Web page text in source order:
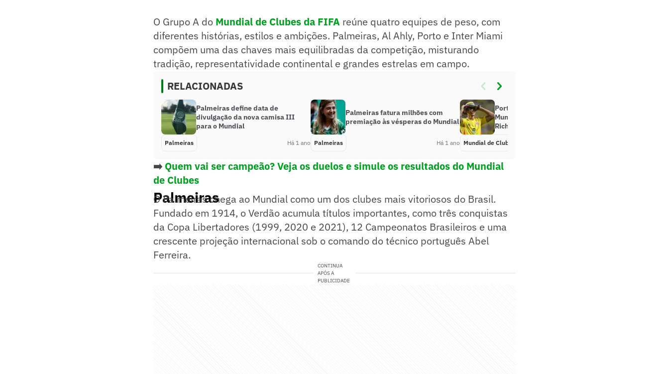
O Grupo A do Mundial de Clubes da FIFA reúne quatro equipes de peso, com
diferentes histórias, estilos e ambições. Palmeiras, Al Ahly, Porto e Inter Miami
compõem uma das chaves mais equilibradas da competição, misturando
tradição, representatividade continental e grandes estrelas em campo.
RELACIONADAS
Palmeiras define data de
divulgação da nova camisa III
para o Mundial
Palmeiras Há 1 ano
Palmeiras fatura milhões com
premiação às vésperas do Mundial
Palmeiras Há 1 ano
Porto, rival do Palmeiras no
Mundial, mantém interesse em
Richard Rios
Mundial de Clubes
➡️ Quem vai ser campeão? Veja os duelos e simule os resultados do Mundial
de Clubes
Palmeiras
O Palmeiras chega ao Mundial como um dos clubes mais vitoriosos do Brasil.
Fundado em 1914, o Verdão acumula títulos importantes, como três conquistas
da Copa Libertadores (1999, 2020 e 2021), 12 Campeonatos Brasileiros e uma
crescente projeção internacional sob o comando do técnico português Abel
Ferreira.
CONTINUA
APÓS A
PUBLICIDADE